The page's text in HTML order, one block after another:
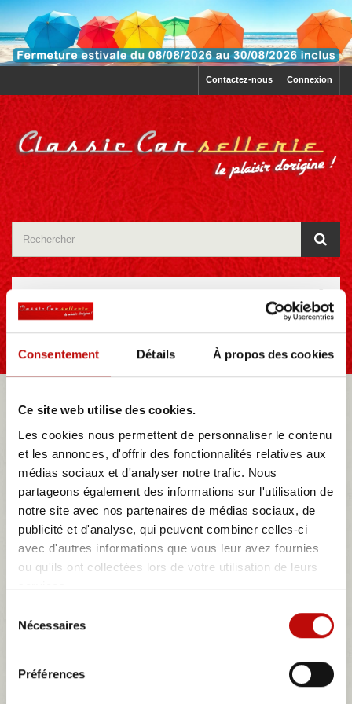
Consentement Détails À propos des cookies
Ce site web utilise des cookies.
Les cookies nous permettent de personnaliser le contenu
et les annonces, d'offrir des fonctionnalités relatives aux
médias sociaux et d'analyser notre trafic. Nous
partageons également des informations sur l'utilisation de
notre site avec nos partenaires de médias sociaux, de
publicité et d'analyse, qui peuvent combiner celles-ci
avec d'autres informations que vous leur avez fournies
ou qu'ils ont collectées lors de votre utilisation de leurs
services.
Nécessaires
Préférences
Connexion
Contactez-nous
CATÉGORIES
2
NOTRE MAGASIN
MES DEVIS
Taunus 17MP 2
Mk2 britannique (bien que significativement moins large), mais elle
est une voiture bien différente. Son style est très proche de la Ford
présente des « nageoires » substantielles (au moins pour les
standards européens). Et c'est ce style très américain qui vaut à la